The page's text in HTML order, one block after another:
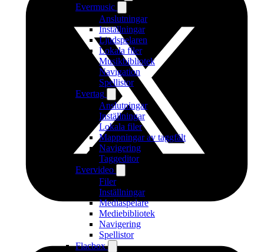
Evermusic
Anslutningar
Inställningar
Ljudspelaren
Lokala filer
Musikbibliotek
Navigation
Spellistor
Evertag
Anslutningar
Inställningar
Lokala filer
Mappningar av taggfält
Navigering
Taggeditor
Evervideo
Filer
Inställningar
Mediaspelare
Mediebibliotek
Navigering
Spellistor
Flacbox